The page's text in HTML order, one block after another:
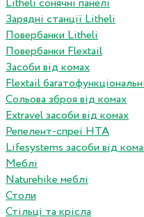
Litheli сонячні панелі
Зарядні станції Litheli
Повербанки Litheli
Повербанки Flextail
Засоби від комах
Flextail
Сольова зброя від комах
Extravel засоби від комах
Репелент-спреї HTA
Lifesystems засоби від
Меблі
Naturehike меблі
Столи
Стільці та крісла